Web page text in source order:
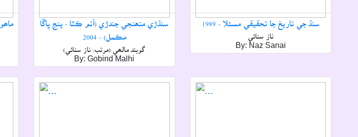
سنڌڙي منھنجي جندڙي (آتم ڪٿا - پنج ڀاڱا
مڪمل) - 2004
گوبند مالھي (مرتب: ناز سنائي)
By: Gobind Malhi
سنڌ جي تاريخ جا تحقيقي مسئلا - 1989
ناز سنائي
By: Naz Sanai